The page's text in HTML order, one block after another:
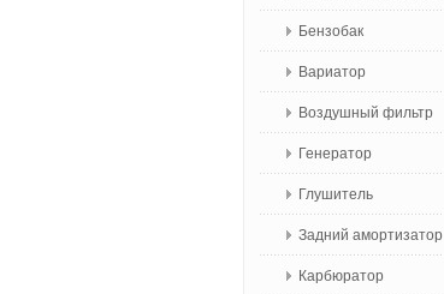
Бензобак
Вариатор
Воздушный фильтр
Генератор
Глушитель
Задний амортизатор
Карбюратор